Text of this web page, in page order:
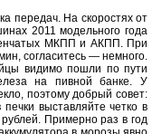
передач. На скоростях от
2011 модельного года
МКПП и АКПП. При
согласитесь — немного.
видимо пошли по пути
на пивной банке. У
поэтому добрый совет:
выставляйте четко в
Примерно раз в год